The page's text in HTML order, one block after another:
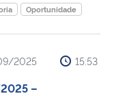
Oportunidade
2025 15:53
–